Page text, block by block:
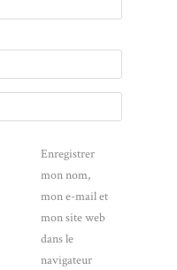
Enregistrer
mon nom,
mon e-mail et
mon site web
dans le
navigateur